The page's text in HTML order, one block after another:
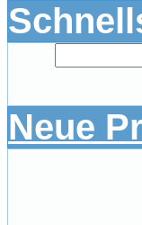
Neue